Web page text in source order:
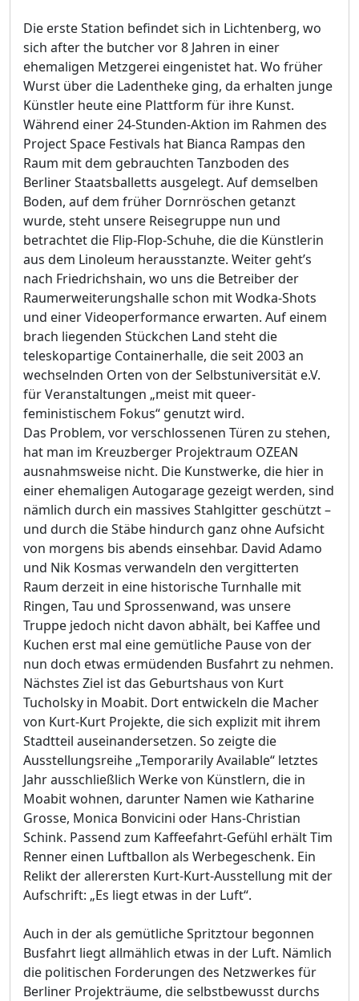
Die erste Station befindet sich in Lichtenberg, wo
sich after the butcher vor 8 Jahren in einer
ehemaligen Metzgerei eingenistet hat. Wo früher
Wurst über die Ladentheke ging, da erhalten junge
Künstler heute eine Plattform für ihre Kunst.
Während einer 24-Stunden-Aktion im Rahmen des
Project Space Festivals hat Bianca Rampas den
Raum mit dem gebrauchten Tanzboden des
Berliner Staatsballetts ausgelegt. Auf demselben
Boden, auf dem früher Dornröschen getanzt
wurde, steht unsere Reisegruppe nun und
betrachtet die Flip-Flop-Schuhe, die die Künstlerin
aus dem Linoleum herausstanzte. Weiter geht’s
nach Friedrichshain, wo uns die Betreiber der
Raumerweiterungshalle schon mit Wodka-Shots
und einer Videoperformance erwarten. Auf einem
brach liegenden Stückchen Land steht die
teleskopartige Containerhalle, die seit 2003 an
wechselnden Orten von der Selbstuniversität e.V.
für Veranstaltungen „meist mit queer-
feministischem Fokus“ genutzt wird.
Das Problem, vor verschlossenen Türen zu stehen,
hat man im Kreuzberger Projektraum OZEAN
ausnahmsweise nicht. Die Kunstwerke, die hier in
einer ehemaligen Autogarage gezeigt werden, sind
nämlich durch ein massives Stahlgitter geschützt –
und durch die Stäbe hindurch ganz ohne Aufsicht
von morgens bis abends einsehbar. David Adamo
und Nik Kosmas verwandeln den vergitterten
Raum derzeit in eine historische Turnhalle mit
Ringen, Tau und Sprossenwand, was unsere
Truppe jedoch nicht davon abhält, bei Kaffee und
Kuchen erst mal eine gemütliche Pause von der
nun doch etwas ermüdenden Busfahrt zu nehmen.
Nächstes Ziel ist das Geburtshaus von Kurt
Tucholsky in Moabit. Dort entwickeln die Macher
von Kurt-Kurt Projekte, die sich explizit mit ihrem
Stadtteil auseinandersetzen. So zeigte die
Ausstellungsreihe „Temporarily Available“ letztes
Jahr ausschließlich Werke von Künstlern, die in
Moabit wohnen, darunter Namen wie Katharine
Grosse, Monica Bonvicini oder Hans-Christian
Schink. Passend zum Kaffeefahrt-Gefühl erhält Tim
Renner einen Luftballon als Werbegeschenk. Ein
Relikt der allerersten Kurt-Kurt-Ausstellung mit der
Aufschrift: „Es liegt etwas in der Luft“.
Auch in der als gemütliche Spritztour begonnen
Busfahrt liegt allmählich etwas in der Luft. Nämlich
die politischen Forderungen des Netzwerkes für
Berliner Projekträume, die selbstbewusst durchs